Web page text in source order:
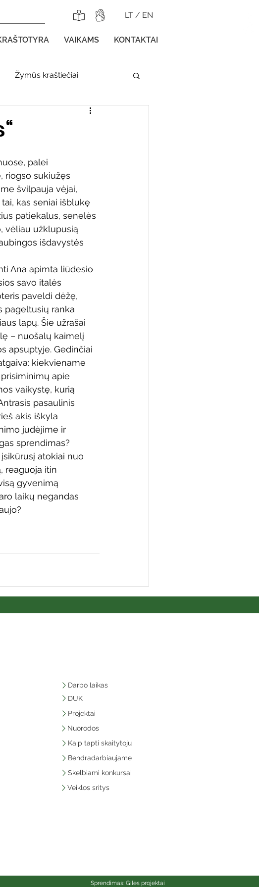
LT / EN
VAIKAMS KONTAKTAI
Žymūs kraštiečiai
Kilnojamos parodos
knygos vaikams
Mobilioji biblioteka
palei
riogso sukiužęs
švilpauja vėjai,
kas seniai išblukę
patiekalus, senelės
vėliau užklupusią
išdavystės
Ana apimta liūdesio
savo italės
paveldi dėžę,
pageltusių ranka
lapų. Šie užrašai
– nuošalų kaimelį
apsuptyje. Gedinčiai
kiekviename
apie
vaikystę, kurią
pasaulinis
akis iškyla
judėjime ir
sprendimas?
atokiai nuo
reaguoja itin
gyvenimą
laikų negandas
Darbo laikas
DUK
Projektai
Nuorodos
Kaip tapti skaitytoju
Bendradarbiaujame
Skelbiami konkursai
Veiklos sritys
Sprendimas: Gilės projektai